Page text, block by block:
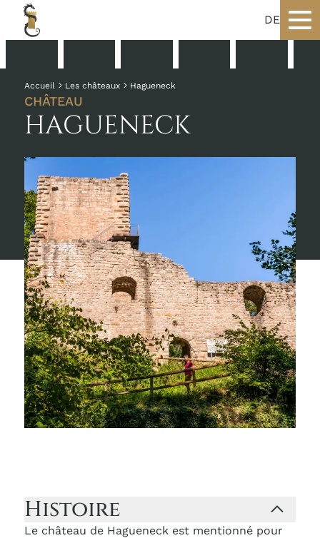
DE
Accueil Les châteaux Hagueneck
CHÂTEAU
HAGUENECK
Histoire
Le château de Hagueneck est mentionné pour